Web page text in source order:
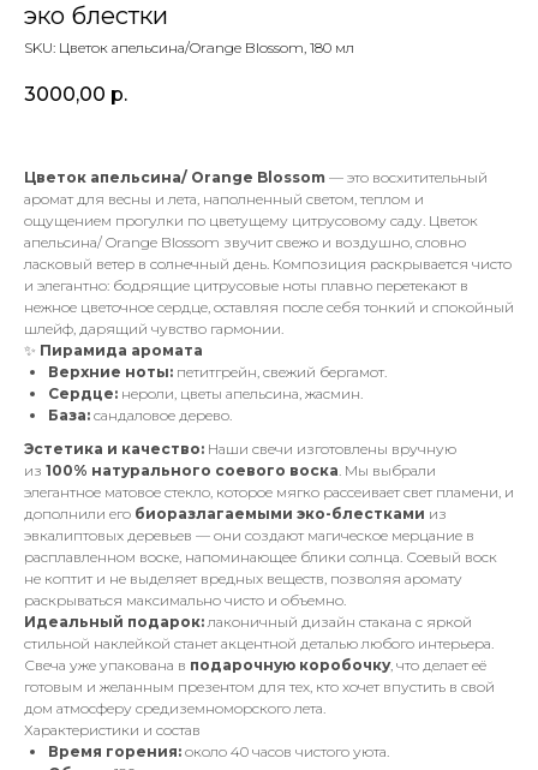
эко блестки
SKU: Цветок апельсина/Orange Blossom, 180 мл
3000,00 р.
Цветок апельсина/ Orange Blossom — это восхитительный
аромат для весны и лета, наполненный светом, теплом и
ощущением прогулки по цветущему цитрусовому саду. Цветок
апельсина/ Orange Blossom звучит свежо и воздушно, словно
ласковый ветер в солнечный день. Композиция раскрывается чисто
и элегантно: бодрящие цитрусовые ноты плавно перетекают в
нежное цветочное сердце, оставляя после себя тонкий и спокойный
шлейф, дарящий чувство гармонии.
✨ Пирамида аромата
Верхние ноты: петитгрейн, свежий бергамот.
Сердце: нероли, цветы апельсина, жасмин.
База: сандаловое дерево.
Эстетика и качество: Наши свечи изготовлены вручную
из 100% натурального соевого воска. Мы выбрали
элегантное матовое стекло, которое мягко рассеивает свет пламени, и
дополнили его биоразлагаемыми эко-блестками из
эвкалиптовых деревьев — они создают магическое мерцание в
расплавленном воске, напоминающее блики солнца. Соевый воск
не коптит и не выделяет вредных веществ, позволяя аромату
раскрываться максимально чисто и объемно.
Идеальный подарок:лаконичный дизайн стакана с яркой
стильной наклейкой станет акцентной деталью любого интерьера.
Свеча уже упакована в подарочную коробочку, что делает её
готовым и желанным презентом для тех, кто хочет впустить в свой
дом атмосферу средиземноморского лета.
Характеристики и состав
Время горения: около 40 часов чистого уюта.